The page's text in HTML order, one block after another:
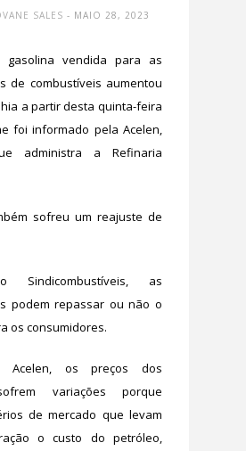
SALES - MAIO 28, 2023
gasolina vendida para as
de combustíveis aumentou
a partir desta quinta-feira
foi informado pela Acelen,
administra a Refinaria
sofreu um reajuste de
Sindicombustíveis, as
podem repassar ou não o
os consumidores.
Acelen, os preços dos
variações porque
de mercado que levam
o custo do petróleo,